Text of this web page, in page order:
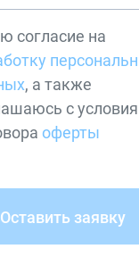
согласие на
, а также
с
оферты
Оставить заявку